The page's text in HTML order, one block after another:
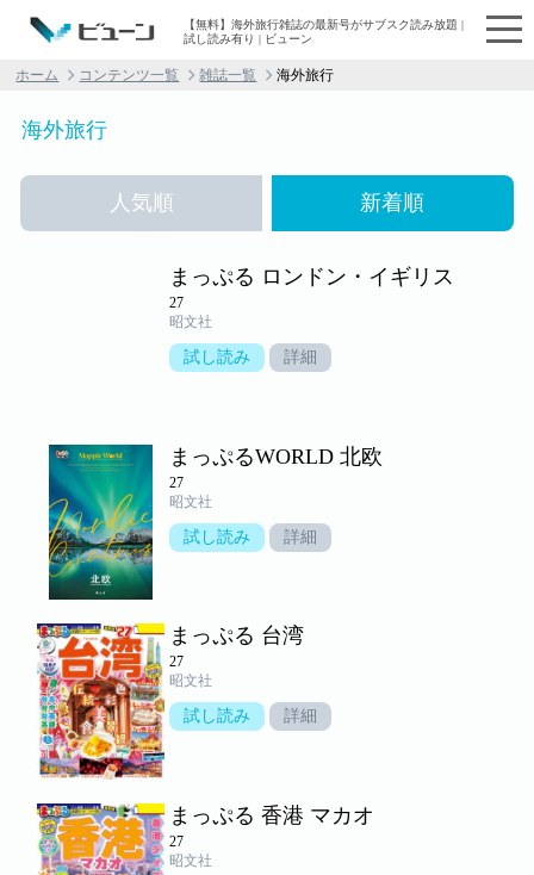
【無料】海外旅行雑誌の最新号がサブスク読み放題 |
試し読み有り | ビューン
ホーム コンテンツ一覧 雑誌一覧 海外旅行
海外旅行
人気順 新着順
まっぷる ロンドン・イギリス
27
昭文社
試し読み 詳細
まっぷるWORLD 北欧
27
昭文社
試し読み 詳細
まっぷる 台湾
27
昭文社
試し読み 詳細
まっぷる 香港 マカオ
27
昭文社